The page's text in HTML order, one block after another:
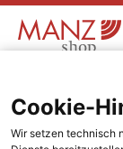
Cookie-
Wir setzen technisch